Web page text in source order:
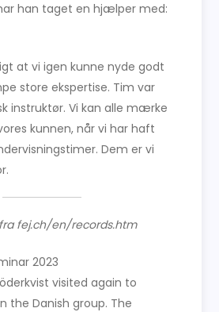
han taget en hjælper med:
at vi igen kunne nyde godt
store ekspertise. Tim var
instruktør. Vi kan alle mærke
kunnen, når vi har haft
Dem er vi
fej.ch/en/records.htm
2023
visited again to
the Danish group. The